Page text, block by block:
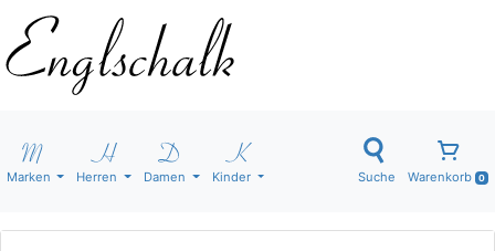
Marken Herren Damen Kinder Suche Warenkorb 0